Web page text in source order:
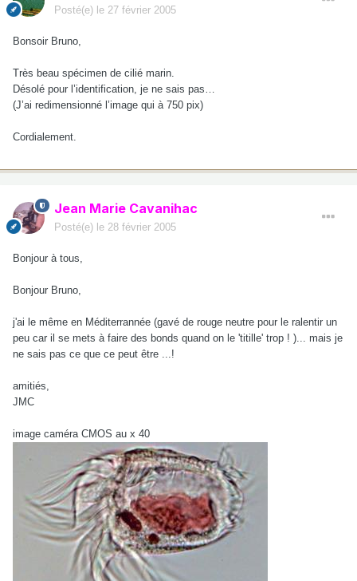
Posté(e) le 27 février 2005
Bonsoir Bruno,
Très beau spécimen de cilié marin.
Désolé pour l’identification, je ne sais pas…
(J’ai redimensionné l’image qui à 750 pix)
Cordialement.
Jean Marie Cavanihac
Posté(e) le 28 février 2005
Bonjour à tous,
Bonjour Bruno,
j'ai le même en Méditerrannée (gavé de rouge neutre pour le ralentir un
peu car il se mets à faire des bonds quand on le 'titille' trop ! )... mais je
ne sais pas ce que ce peut être ...!
amitiés,
JMC
image caméra CMOS au x 40